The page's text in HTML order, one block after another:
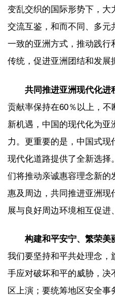
变乱交织的国际形势下，大
交流互鉴，和而不同、多元
一致的亚洲方式，推动践行
传统，促进亚洲团结和发展
共同推进亚洲现代化进
贡献率保持在60％以上，
新机遇，中国的现代化为亚
力。更重要的是，中国式现
现代化道路提供了全新选择
们将推动亲诚惠容理念新的
惠及周边，共同推进亚洲现
展与良好周边环境相互促进
构建和平安宁、繁荣美
我们要坚持和平共处理念，
手应对破坏和平的威胁，决
区上演；要统筹地区安全